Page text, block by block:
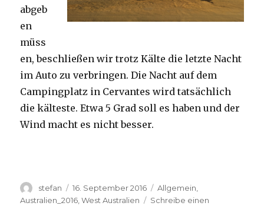
abgeb
en
müss
en, beschließen wir trotz Kälte die letzte Nacht
im Auto zu verbringen. Die Nacht auf dem
Campingplatz in Cervantes wird tatsächlich
die kälteste. Etwa 5 Grad soll es haben und der
Wind macht es nicht besser.
Autor
stefan
Veröffentlicht
am
16. September 2016 Kategorien
Allgemein
Australien_2016 ,West Australien
Schreibe einen